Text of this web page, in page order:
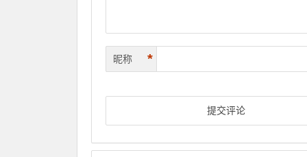
昵称 *